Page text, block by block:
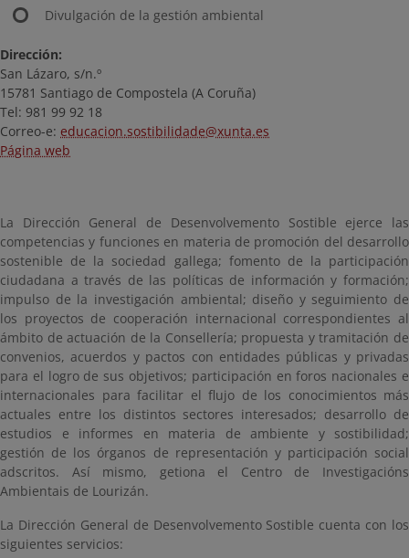
Divulgación de la gestión ambiental
Dirección:
San Lázaro, s/n.º
15781 Santiago de Compostela (A Coruña)
Tel: 981 99 92 18
Correo-e: educacion.sostibilidade@xunta.es
Página web
La Dirección General de Desenvolvemento Sostible ejerce las
competencias y funciones en materia de promoción del desarrollo
sostenible de la sociedad gallega; fomento de la participación
ciudadana a través de las políticas de información y formación;
impulso de la investigación ambiental; diseño y seguimiento de
los proyectos de cooperación internacional correspondientes al
ámbito de actuación de la Consellería; propuesta y tramitación de
convenios, acuerdos y pactos con entidades públicas y privadas
para el logro de sus objetivos; participación en foros nacionales e
internacionales para facilitar el flujo de los conocimientos más
actuales entre los distintos sectores interesados; desarrollo de
estudios e informes en materia de ambiente y sostibilidad;
gestión de los órganos de representación y participación social
adscritos. Así mismo, getiona el Centro de Investigacións
Ambientais de Lourizán.
La Dirección General de Desenvolvemento Sostible cuenta con los
siguientes servicios: